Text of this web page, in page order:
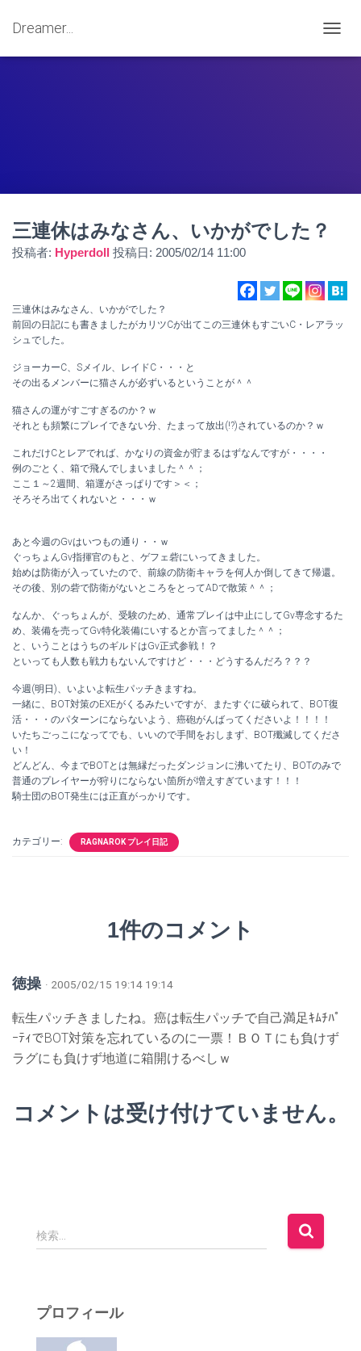
Dreamer...
ビ
替
三連休はみなさん、いかがでした？
投稿者: Hyperdoll 投稿日: 2005/02/14 11:00
三連休はみなさん、いかがでした？
前回の日記にも書きましたがカリツCが出てこの三連休もすごいC・レアラッ
シュでした。
ジョーカーC、Sメイル、レイドC・・・と
その出るメンバーに猫さんが必ずいるということが＾＾
猫さんの運がすごすぎるのか？ｗ
それとも頻繁にプレイできない分、たまって放出(!?)されているのか？ｗ
これだけCとレアでれば、かなりの資金が貯まるはずなんですが・・・・
例のごとく、箱で飛んでしまいました＾＾；
ここ１～2週間、箱運がさっぱりです＞＜；
そろそろ出てくれないと・・・ｗ
あと今週のGvはいつもの通り・・ｗ
ぐっちょんGv指揮官のもと、ゲフェ砦にいってきました。
始めは防衛が入っていたので、前線の防衛キャラを何人か倒してきて帰還。
その後、別の砦で防衛がないところをとってADで散策＾＾；
なんか、ぐっちょんが、受験のため、通常プレイは中止にしてGv専念するた
め、装備を売ってGv特化装備にいするとか言ってました＾＾；
と、いうことはうちのギルドはGv正式参戦！？
といっても人数も戦力もないんですけど・・・どうするんだろ？？？
今週(明日)、いよいよ転生パッチきますね。
一緒に、BOT対策のEXEがくるみたいですが、またすぐに破られて、BOT復
活・・・のパターンにならないよう、癌砲がんばってくださいよ！！！！
いたちごっこになってでも、いいので手間をおしまず、BOT殲滅してくださ
い！
どんどん、今までBOTとは無縁だったダンジョンに沸いてたり、BOTのみで
普通のプレイヤーが狩りにならない箇所が増えすぎています！！！
騎士団のBOT発生には正直がっかりです。
カテゴリー: RAGNAROK プレイ日記
1件のコメント
徳操 · 2005/02/15 19:14 19:14
転生パッチきましたね。癌は転生パッチで自己満足ｷﾑﾁﾊﾟ
ｰﾃｨでBOT対策を忘れているのに一票！ＢＯＴにも負けず
ラグにも負けず地道に箱開けるべしｗ
コメントは受け付けていません。
検
索
検索…
プロフィール